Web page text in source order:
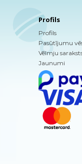
Profils
Profils
Pasūtījumu
Vēlmju
Jaunumi